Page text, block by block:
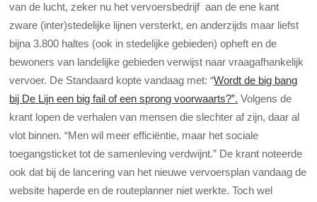
van de lucht, zeker nu het vervoersbedrijf aan de ene kant
zware (inter)stedelijke lijnen versterkt, en anderzijds maar liefst
bijna 3.800 haltes (ook in stedelijke gebieden) opheft en de
bewoners van landelijke gebieden verwijst naar vraagafhankelijk
vervoer. De Standaard kopte vandaag met: “Wordt de big bang
bij De Lijn een big fail of een sprong voorwaarts?”. Volgens de
krant lopen de verhalen van mensen die slechter af zijn, daar al
vlot binnen. “Men wil meer efficiëntie, maar het sociale
toegangsticket tot de samenleving verdwijnt.” De krant noteerde
ook dat bij de lancering van het nieuwe vervoersplan vandaag de
website haperde en de routeplanner niet werkte. Toch wel